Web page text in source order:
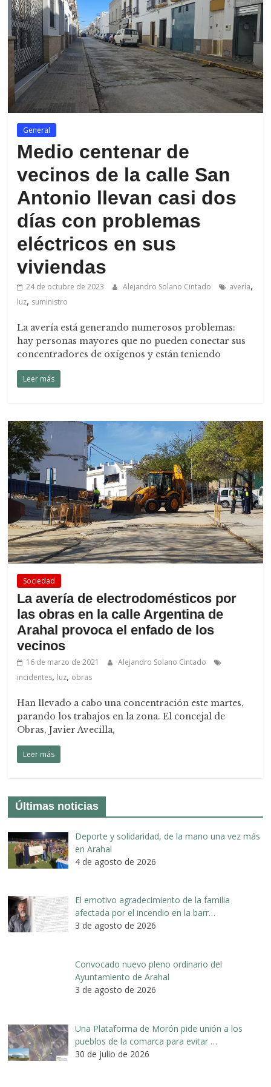
Arahal
General
Medio centenar de
vecinos de la calle San
Antonio llevan casi dos
días con problemas
eléctricos en sus
viviendas
24 de octubre de 2023 Alejandro Solano Cintado avería,
luz, suministro
La avería está generando numerosos problemas:
hay personas mayores que no pueden conectar sus
concentradores de oxígenos y están teniendo
Leer más
Sociedad
La avería de electrodomésticos por
las obras en la calle Argentina de
Arahal provoca el enfado de los
vecinos
16 de marzo de 2021
Alejandro Solano Cintado
incidentes, luz, obras
Han llevado a cabo una concentración este martes,
parando los trabajos en la zona. El concejal de
Obras, Javier Avecilla,
Leer más
Últimas noticias
Deporte y solidaridad, de la mano una vez más
en Arahal
4 de agosto de 2026
El emotivo agradecimiento de la familia
afectada por el incendio en la barr…
3 de agosto de 2026
Convocado nuevo pleno ordinario del
Ayuntamiento de Arahal
3 de agosto de 2026
Una Plataforma de Morón pide unión a los
pueblos de la comarca para evitar …
30 de julio de 2026